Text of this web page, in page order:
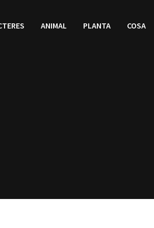
ANIMAL PLANTA COSA